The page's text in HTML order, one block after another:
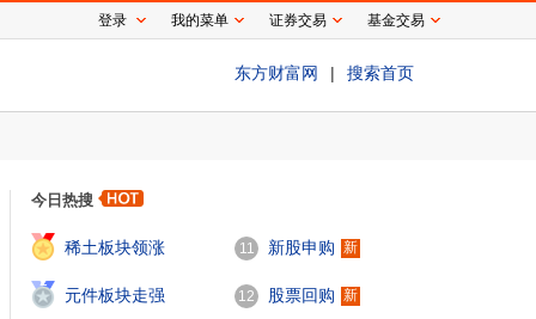
东方财富网 | 搜索首页
今日热搜
稀土板块领涨
2
元件板块走强
11 新股申购 新
12 股票回购 新
登录 我的菜单 证券交易 基金交易